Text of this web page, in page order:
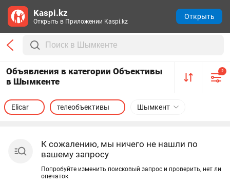
Объявления в категории Объективы
в Шымкенте
2
Шымкент
Elicar телеобъективы
К сожалению, мы ничего не нашли по
вашему запросу
Попробуйте изменить поисковый запрос и проверить, нет ли
опечаток
Kaspi.kz
Открыть в Приложении Kaspi.kz
Открыть